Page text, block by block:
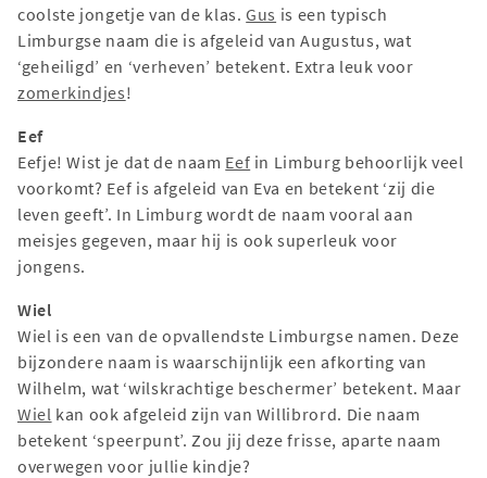
coolste jongetje van de klas.Gus is een typisch
Limburgse naam die is afgeleid van Augustus, wat
‘geheiligd’ en ‘verheven’ betekent. Extra leuk voor
zomerkindjes!
Eef
Eefje! Wist je dat de naam Eef in Limburg behoorlijk veel
voorkomt? Eef is afgeleid van Eva en betekent ‘zij die
leven geeft’. In Limburg wordt de naam vooral aan
meisjes gegeven, maar hij is ook superleuk voor
jongens.
Wiel
Wiel is een van de opvallendste Limburgse namen. Deze
bijzondere naam is waarschijnlijk een afkorting van
Wilhelm, wat ‘wilskrachtige beschermer’ betekent. Maar
Wiel kan ook afgeleid zijn van Willibrord. Die naam
betekent ‘speerpunt’. Zou jij deze frisse, aparte naam
overwegen voor jullie kindje?